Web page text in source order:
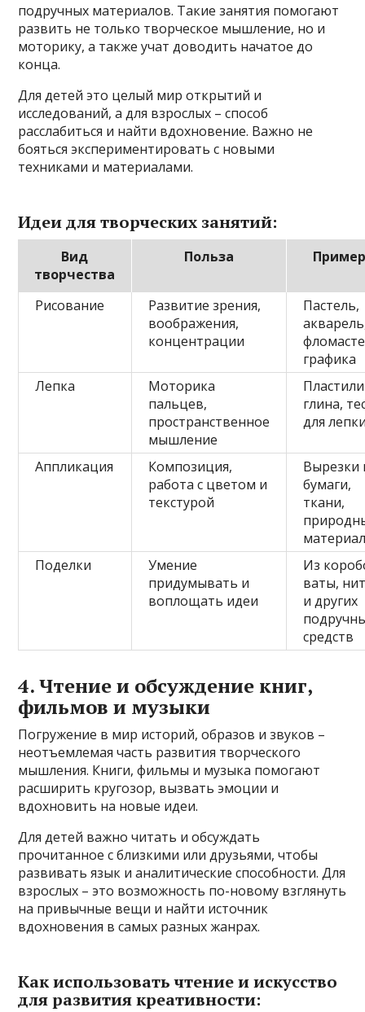
подручных материалов. Такие занятия помогают
развить не только творческое мышление, но и
моторику, а также учат доводить начатое до
конца.
Для детей это целый мир открытий и
исследований, а для взрослых – способ
расслабиться и найти вдохновение. Важно не
бояться экспериментировать с новыми
техниками и материалами.
Идеи для творческих занятий:
Вид
творчества
Польза
Рисование
Развитие зрения,
воображения,
концентрации
Пастель,
графика
Лепка
Моторика
пальцев,
пространственное
мышление
глина,
для
Аппликация
Композиция,
работа с цветом и
текстурой
Вырезки
бумаги,
ткани,
Поделки
Умение
придумывать и
воплощать идеи
Из
ваты,
и других
средств
4. Чтение и обсуждение книг,
фильмов и музыки
Погружение в мир историй, образов и звуков –
неотъемлемая часть развития творческого
мышления. Книги, фильмы и музыка помогают
расширить кругозор, вызвать эмоции и
вдохновить на новые идеи.
Для детей важно читать и обсуждать
прочитанное с близкими или друзьями, чтобы
развивать язык и аналитические способности. Для
взрослых – это возможность по-новому взглянуть
на привычные вещи и найти источник
вдохновения в самых разных жанрах.
Как использовать чтение и искусство
для развития креативности: